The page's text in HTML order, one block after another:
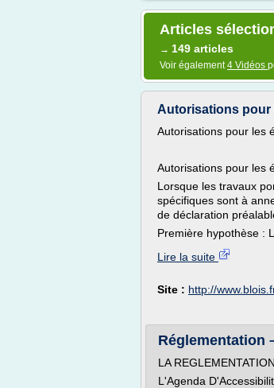
Articles
→ 149 articles
Voir également4 Vidéos
Autorisations pour
Autorisations pour les
Autorisations pour les
Lorsque les travaux
spécifiques sont à
de déclaration
Première hypothèse :
Lire la suite
Site : http://
Réglementation
LA REGLEMENTATION
L'Agenda